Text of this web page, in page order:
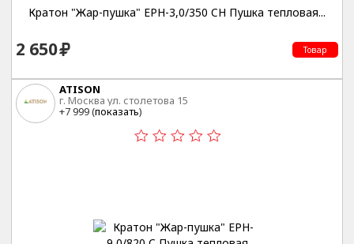
Кратон "Жар-пушка" EPH-3,0/350 CН Пушка тепловая...
2 650 Товар
ATISON
г. Москва ул. столетова 15
+7 999 (показать)